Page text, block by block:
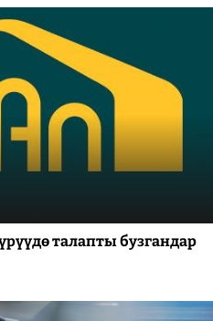
талапты бузгандар